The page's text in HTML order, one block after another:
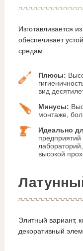
Изготавливается
обеспечивает
средам.
Плюсы:
вид
Минусы:
монтаже,
Идеально
высокой
Элитный вариант,
декоративный